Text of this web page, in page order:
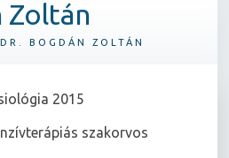
Zoltán
DR. BOGDÁN ZOLTÁN
2015
szakorvos